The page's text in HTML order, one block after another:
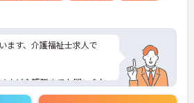
ます、介護福祉士求人で
ナビ介護職までお問い合わ